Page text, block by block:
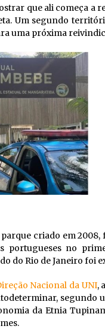
que ali começa
Um segundo
uma próxima
criado em
portugueses no
do Rio de Janeiro foi
Nacional da UNI,
segundo
da Etnia